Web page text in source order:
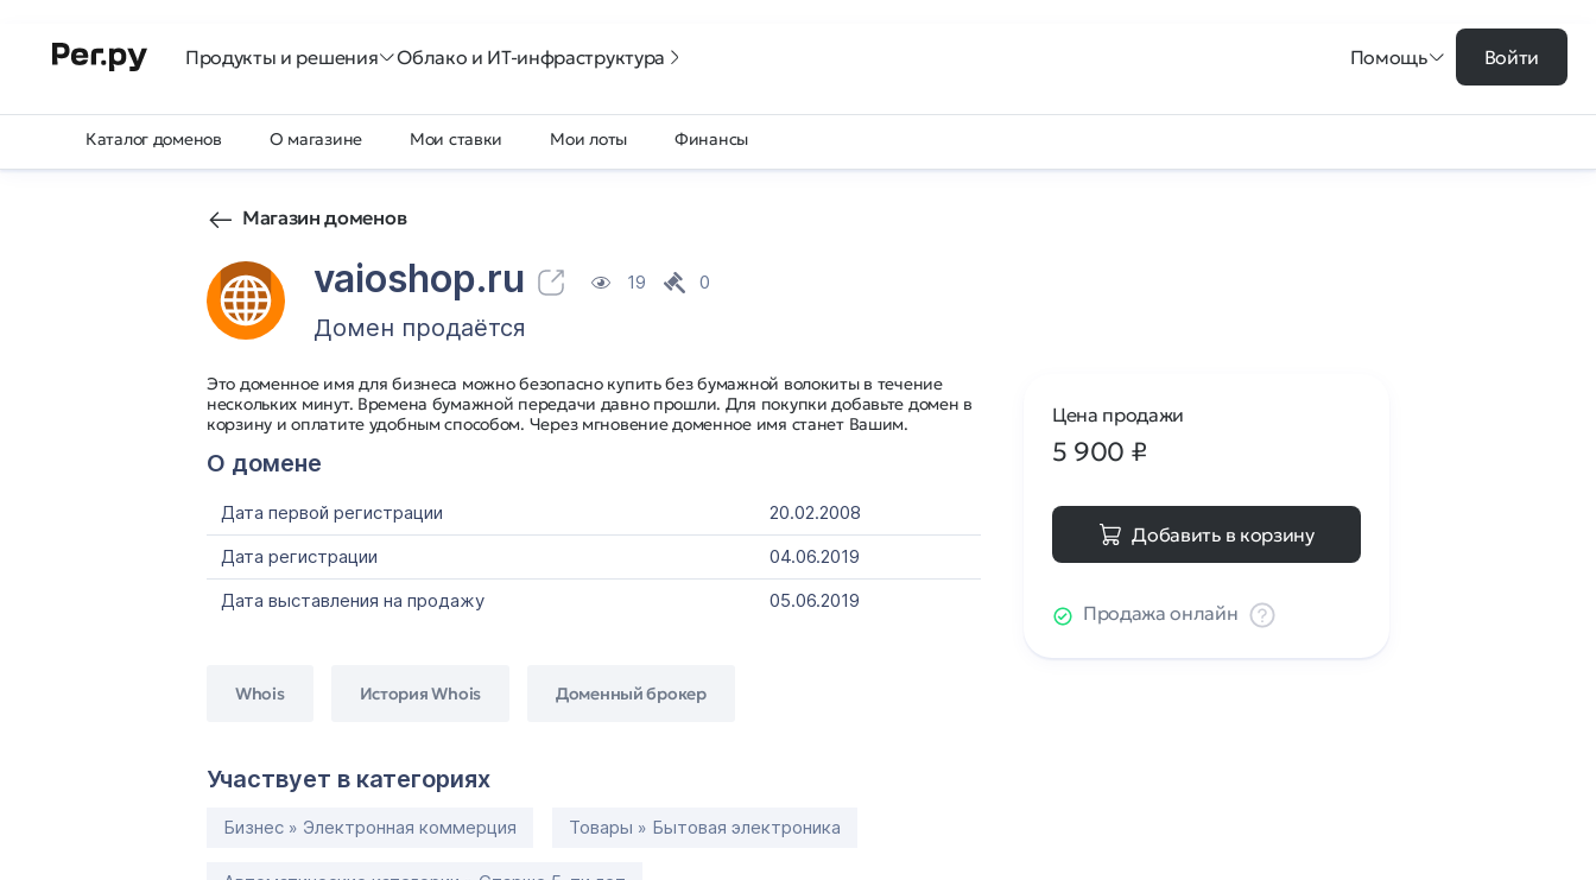
Продукты и решения Облако и ИТ-инфраструктура Помощь Войти
Каталог доменов О магазине Мои ставки Мои лоты Финансы
Магазин доменов
vaioshop.ru 19 0
Домен продаётся
Это доменное имя для бизнеса можно безопасно купить без бумажной волокиты в течение
нескольких минут. Времена бумажной передачи давно прошли. Для покупки добавьте домен в
корзину и оплатите удобным способом. Через мгновение доменное имя станет Вашим.
О домене
Дата первой регистрации
20.02.2008
Дата регистрации
04.06.2019
Дата выставления на продажу
05.06.2019
Whois История Whois Доменный брокер
Участвует в категориях
Бизнес » Электронная коммерция Товары » Бытовая электроника
Цена продажи
5 900 ₽
Добавить в корзину
Продажа онлайн